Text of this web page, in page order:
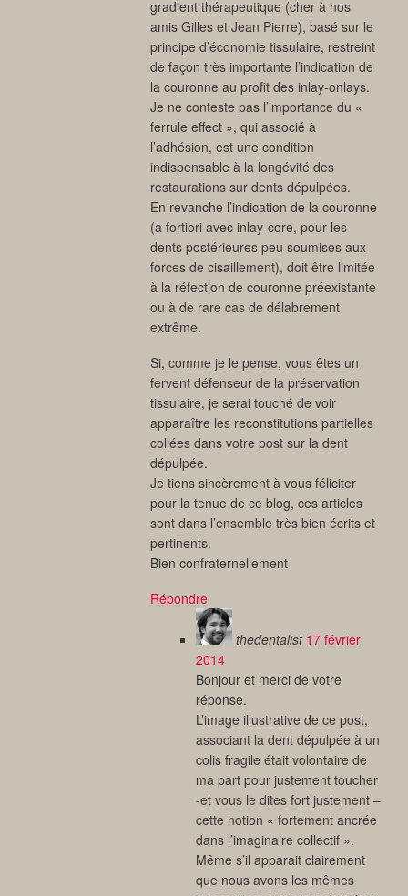
gradient thérapeutique (cher à nos
amis Gilles et Jean Pierre), basé sur le
principe d’économie tissulaire, restreint
de façon très importante l’indication de
la couronne au profit des inlay-onlays.
Je ne conteste pas l’importance du «
ferrule effect », qui associé à
l’adhésion, est une condition
indispensable à la longévité des
restaurations sur dents dépulpées.
En revanche l’indication de la couronne
(a fortiori avec inlay-core, pour les
dents postérieures peu soumises aux
forces de cisaillement), doit être limitée
à la réfection de couronne préexistante
ou à de rare cas de délabrement
extrême.
Si, comme je le pense, vous êtes un
fervent défenseur de la préservation
tissulaire, je serai touché de voir
apparaître les reconstitutions partielles
collées dans votre post sur la dent
dépulpée.
Je tiens sincèrement à vous féliciter
pour la tenue de ce blog, ces articles
sont dans l’ensemble très bien écrits et
pertinents.
Bien confraternellement
Répondre
thedentalist 17 février
2014
Bonjour et merci de votre
réponse.
L’image illustrative de ce post,
associant la dent dépulpée à un
colis fragile était volontaire de
ma part pour justement toucher
-et vous le dites fort justement –
cette notion « fortement ancrée
dans l’imaginaire collectif ».
Même s’il apparait clairement
que nous avons les mêmes